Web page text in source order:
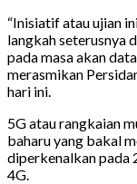
“Inisiatif atau ujian
langkah seterusnya
pada masa akan
merasmikan
hari ini.
5G atau rangkaian
baharu yang bakal
diperkenalkan pada
4G.